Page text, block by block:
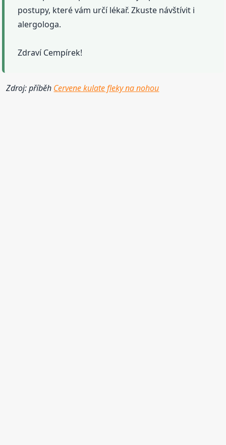
postupy, které vám určí lékař. Zkuste návštívit i
alergologa.
Zdraví Cempírek!
Zdroj: příběh Cervene kulate fleky na nohou